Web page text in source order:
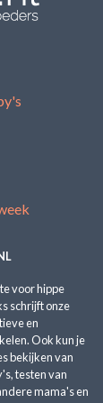
voor hippe
schrijft onze
en
Ook kun je
bekijken van
testen van
mama's en